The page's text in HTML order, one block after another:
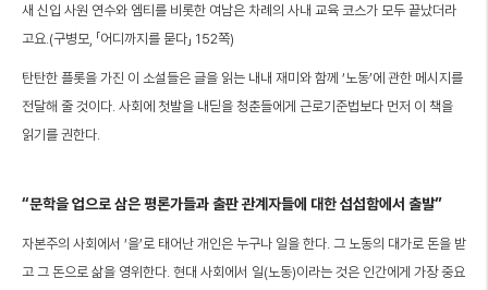
새 신입 사원 연수와 엠티를 비롯한 여남은 차례의 사내 교육 코스가 모두 끝났더라
고요.(구병모, 「어디까지를 묻다」 152쪽)
탄탄한 플롯을 가진 이 소설들은 글을 읽는 내내 재미와 함께 ‘노동’에 관한 메시지를
전달해 줄 것이다. 사회에 첫발을 내딛을 청춘들에게 근로기준법보다 먼저 이 책을
읽기를 권한다.
“문학을 업으로 삼은 평론가들과 출판 관계자들에 대한 섭섭함에서 출발”
자본주의 사회에서 ‘을’로 태어난 개인은 누구나 일을 한다. 그 노동의 대가로 돈을 받
고 그 돈으로 삶을 영위한다. 현대 사회에서 일(노동)이라는 것은 인간에게 가장 중요